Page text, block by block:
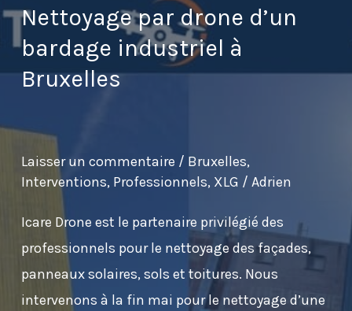
:
retour
d’expérience
sur
Ceres
en
partenariat
avec
XLG
Nettoyage par drone d’un
bardage industriel à
Bruxelles
Laisser un commentaire / Bruxelles,
Interventions, Professionnels, XLG / Adrien
Icare Drone est le partenaire privilégié des
professionnels pour le nettoyage des façades,
panneaux solaires, sols et toitures. Nous
intervenons à la fin mai pour le nettoyage d’une